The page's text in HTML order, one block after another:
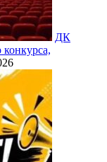
ДК
конкурса,